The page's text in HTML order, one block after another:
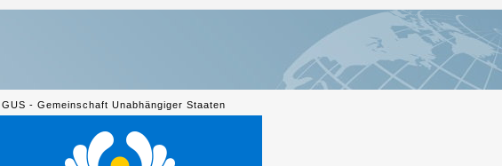
GUS - Gemeinschaft Unabhängiger Staaten